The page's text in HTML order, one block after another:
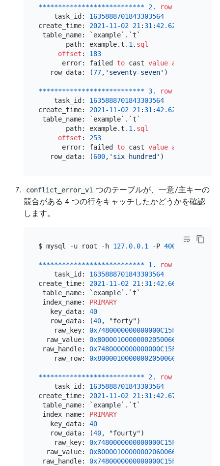
*************************** 2. row
    task_id:
1635888701843303564
create_time: 2021 -11 -02 21 : 31 :42.627496
table_name: `example`.`t`
       path: example.t
.1 . sql
offset : 183
      error: failed
to cast value as
   row_data: (
77, 'seventy-seven' )
*************************** 3. row
    task_id:
1635888701843303564
create_time: 2021 -11 -02 21 : 31 :42.629929
table_name: `example`.`t`
       path: example.t
.1 . sql
offset : 253
      error: failed
to cast value as
   row_data: (
600, 'six hundred'
conflict_error_v1 つのテーブルが、一意/主キーの
競合がある 4 つの行をキャッチしたかどうかを確認
します。
$ mysql -u root - h 127.0.0.1 -P 4000
*************************** 1. row
    task_id:
1635888701843303564
create_time: 2021-11-02 21: 31:42.669601
table_name: `example`.`t`
index_name: PRIMARY
   key_data:
40
   row_data: (
40, "forty")
    raw_key:
  raw_value:
0x800001000000020500666F727479
raw_handle:
    raw_row:
0x800001000000020500666F727479
*************************** 2. row
    task_id:
1635888701843303564
create_time: 2021-11-02 21: 31:42.674798
table_name: `example`.`t`
index_name: PRIMARY
   key_data:
40
   row_data: (
40, "fourty")
    raw_key:
  raw_value:
0x800001000000020600666F75727479
raw_handle: